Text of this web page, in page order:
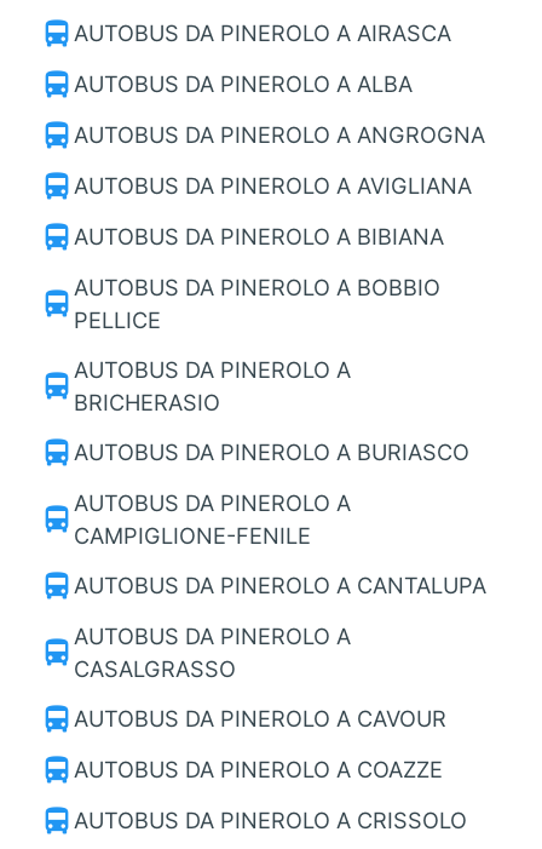
directions_bus AUTOBUS DA PINEROLO A AIRASCA
directions_bus AUTOBUS DA PINEROLO A ALBA
directions_bus AUTOBUS DA PINEROLO A ANGROGNA
directions_bus AUTOBUS DA PINEROLO A AVIGLIANA
directions_bus AUTOBUS DA PINEROLO A BIBIANA
directions_bus AUTOBUS DA PINEROLO A BOBBIO
PELLICE
directions_bus AUTOBUS DA PINEROLO A
BRICHERASIO
directions_bus AUTOBUS DA PINEROLO A BURIASCO
directions_bus AUTOBUS DA PINEROLO A
CAMPIGLIONE-FENILE
directions_bus AUTOBUS DA PINEROLO A CANTALUPA
directions_bus AUTOBUS DA PINEROLO A
CASALGRASSO
directions_bus AUTOBUS DA PINEROLO A CAVOUR
directions_bus AUTOBUS DA PINEROLO A COAZZE
directions_bus AUTOBUS DA PINEROLO A CRISSOLO